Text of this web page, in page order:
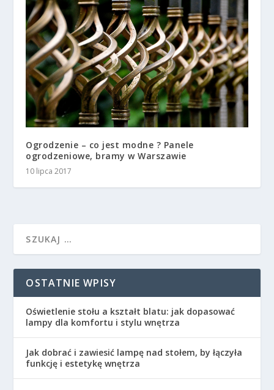
Ogrodzenie – co jest modne ? Panele
ogrodzeniowe, bramy w Warszawie
10 lipca 2017
OSTATNIE WPISY
Oświetlenie stołu a kształt blatu: jak dopasować
lampy dla komfortu i stylu wnętrza
Jak dobrać i zawiesić lampę nad stołem, by łączyła
funkcję i estetykę wnętrza